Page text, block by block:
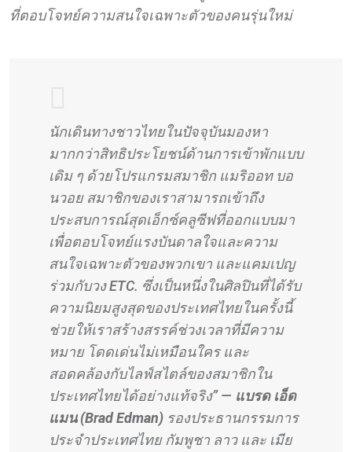
ที่ตอบโจทย์ความสนใจเฉพาะตัวของคนรุ่นใหม่
นักเดินทางชาวไทยในปัจจุบันมองหา
มากกว่าสิทธิประโยชน์ด้านการเข้าพักแบบ
เดิม ๆ ด้วยโปรแกรมสมาชิก แมริออท บอ
นวอย สมาชิกของเราสามารถเข้าถึง
ประสบการณ์สุดเอ็กซ์คลูซีฟที่ออกแบบมา
เพื่อตอบโจทย์แรงบันดาลใจและความ
สนใจเฉพาะตัวของพวกเขา และแคมเปญ
ร่วมกับวง ETC. ซึ่งเป็นหนึ่งในศิลปินที่ได้รับ
ความนิยมสูงสุดของประเทศไทยในครั้งนี้
ช่วยให้เราสร้างสรรค์ช่วงเวลาที่มีความ
หมาย โดดเด่นไม่เหมือนใคร และ
สอดคล้องกับไลฟ์สไตล์ของสมาชิกใน
ประเทศไทยได้อย่างแท้จริง” — แบรด เอ็ด
แมน (Brad Edman) รองประธานกรรมการ
ประจำประเทศไทย กัมพูชา ลาว และ เมีย